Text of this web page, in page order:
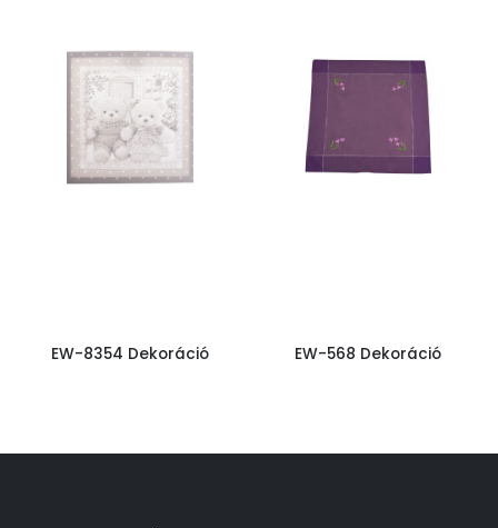
EW-8354 Dekoráció EW-568 Dekoráció